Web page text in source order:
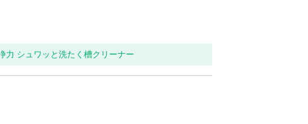
力 シュワッと洗たく槽クリーナー